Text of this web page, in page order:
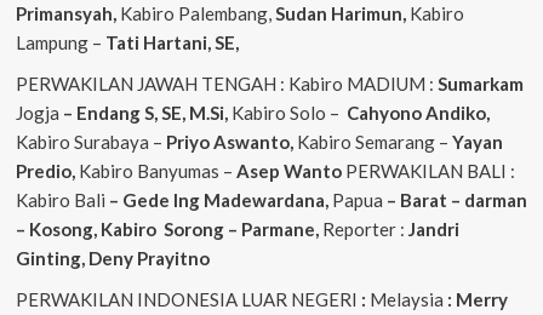
Primansyah, Kabiro Palembang,Sudan Harimun, Kabiro
Lampung – Tati Hartani, SE,
PERWAKILAN JAWAH TENGAH : Kabiro MADIUM : Sumarkam
Jogja – Endang S, SE, M.Si, Kabiro Solo – CahyonoAndiko,
Kabiro Surabaya – PriyoAswanto, Kabiro Semarang – Yayan
Predio, Kabiro Banyumas – Asep WantoPERWAKILAN BALI :
Kabiro Bali – Gede Ing Madewardana, Papua – Barat – darman
– Kosong, Kabiro Sorong – Parmane, Reporter : Jandri
Ginting, Deny Prayitno
PERWAKILAN INDONESIA LUAR NEGERI : Melaysia : Merry